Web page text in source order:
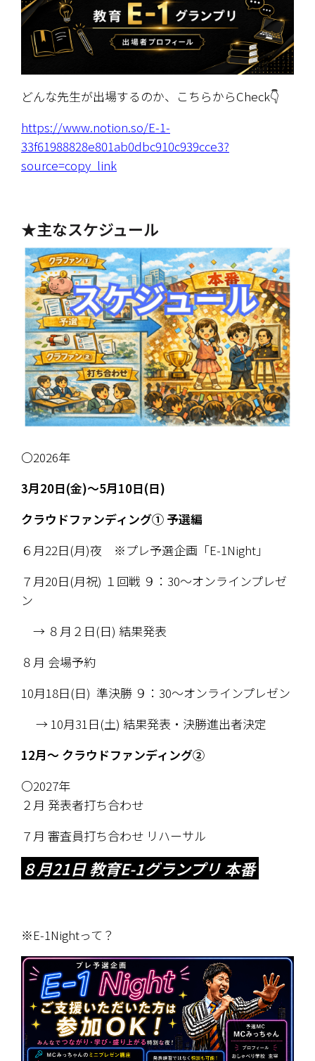
どんな先生が出場するのか、こちらからCheck👇
https://www.notion.so/E-1-
33f61988828e801ab0dbc910c939cce3?
source=copy_link
★主なスケジュール
〇2026年
3月20日(金)～5月10日(日)
クラウドファンディング① 予選編
６月22日(月)夜　※プレ予選企画「E-1Night」
７月20日(月祝) １回戦 ９：30～オンラインプレゼ
ン
→ ８月２日(日) 結果発表
８月 会場予約
10月18日(日)  準決勝 ９：30～オンラインプレゼン
→ 10月31日(土) 結果発表・ 決勝進出者決定
12月～ クラウドファンディング②
〇2027年
２月 発表者打ち合わせ
７月 審査員打ち合わせ リハーサル
８月21日 教育E-1グランプリ 本番
※E-1Nightって？